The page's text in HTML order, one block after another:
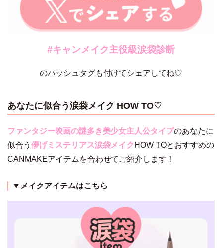
#キャンメイク主役級涙袋診断
のハッシュタグも付けてシェアしてね♡
あなたに似合う涙袋メイク HOW TO♡
ファンタジー映画の謎多き美少女主人公タイプのあなたに
似合う 儚げミステリアス涙袋メイク HOW TOとおすすめの
CANMAKEアイテムを合わせてご紹介します！
▼メイクアイテムはこちら